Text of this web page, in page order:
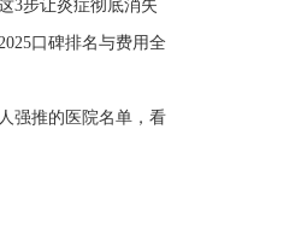
3步让炎症彻底消失
口碑排名与费用全
强推的医院名单，看